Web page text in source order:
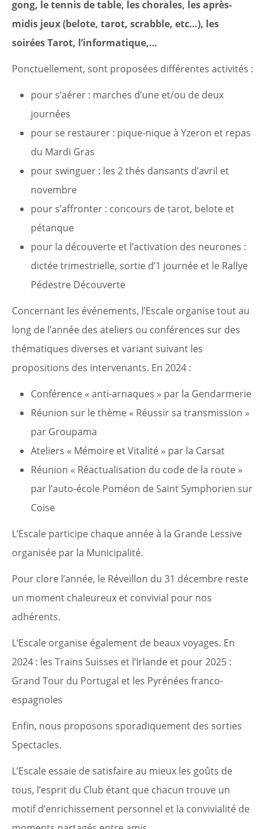
gong, le tennis de table, les chorales, les après-
midis jeux (belote, tarot, scrabble, etc…), les
soirées Tarot, l’informatique,…
Ponctuellement, sont proposées différentes activités :
pour s’aérer : marches d’une et/ou de deux
journées
pour se restaurer : pique-nique à Yzeron et repas
du Mardi Gras
pour swinguer : les 2 thés dansants d’avril et
novembre
pour s’affronter : concours de tarot, belote et
pétanque
pour la découverte et l’activation des neurones :
dictée trimestrielle, sortie d’1 journée et le Rallye
Pédestre Découverte
Concernant les événements, l’Escale organise tout au
long de l’année des ateliers ou conférences sur des
thématiques diverses et variant suivant les
propositions des intervenants. En 2024 :
Conférence « anti-arnaques » par la Gendarmerie
Réunion sur le thème « Réussir sa transmission »
par Groupama
Ateliers « Mémoire et Vitalité » par la Carsat
Réunion « Réactualisation du code de la route »
par l’auto-école Poméon de Saint Symphorien sur
Coise
L’Escale participe chaque année à la Grande Lessive
organisée par la Municipalité.
Pour clore l’année, le Réveillon du 31 décembre reste
un moment chaleureux et convivial pour nos
adhérents.
L’Escale organise également de beaux voyages. En
2024 : les Trains Suisses et l’Irlande et pour 2025 :
Grand Tour du Portugal et les Pyrénées franco-
espagnoles
Enfin, nous proposons sporadiquement des sorties
Spectacles.
L’Escale essaie de satisfaire au mieux les goûts de
tous, l’esprit du Club étant que chacun trouve un
motif d’enrichissement personnel et la convivialité de
Citoyen
Pratique
Dynamique
Démarches
Annuaire
Annuaire
Agenda
Actualités